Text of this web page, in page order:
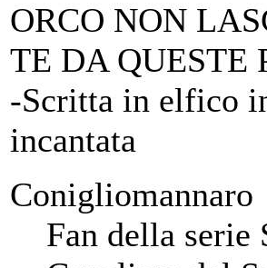
ORCO NON
TE DA QUESTE
-Scritta in elfico
incantata
Conigliomannaro
Fan della